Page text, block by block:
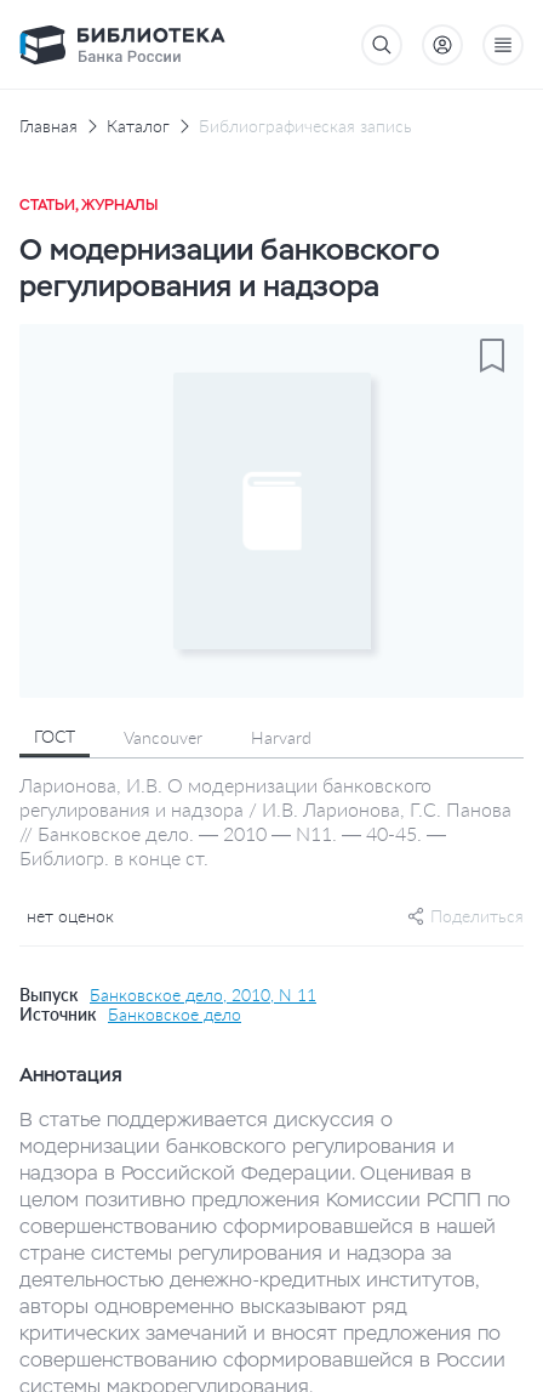
Главная Каталог Библиографическая запись
СТАТЬИ, ЖУРНАЛЫ
О модернизации банковского
регулирования и надзора
ГОСТ Vancouver Harvard
Ларионова, И.В. О модернизации банковского
регулирования и надзора / И.В. Ларионова, Г.С. Панова
// Банковское дело. — 2010 — N11. — 40-45. —
Библиогр. в конце ст.
нет оценок Поделиться
Выпуск
Банковское дело, 2010, N 11
Источник
Банковское дело
Аннотация
В статье поддерживается дискуссия о
модернизации банковского регулирования и
надзора в Российской Федерации. Оценивая в
целом позитивно предложения Комиссии РСПП по
совершенствованию сформировавшейся в нашей
стране системы регулирования и надзора за
деятельностью денежно-кредитных институтов,
авторы одновременно высказывают ряд
критических замечаний и вносят предложения по
совершенствованию сформировавшейся в России
системы макрорегулирования.